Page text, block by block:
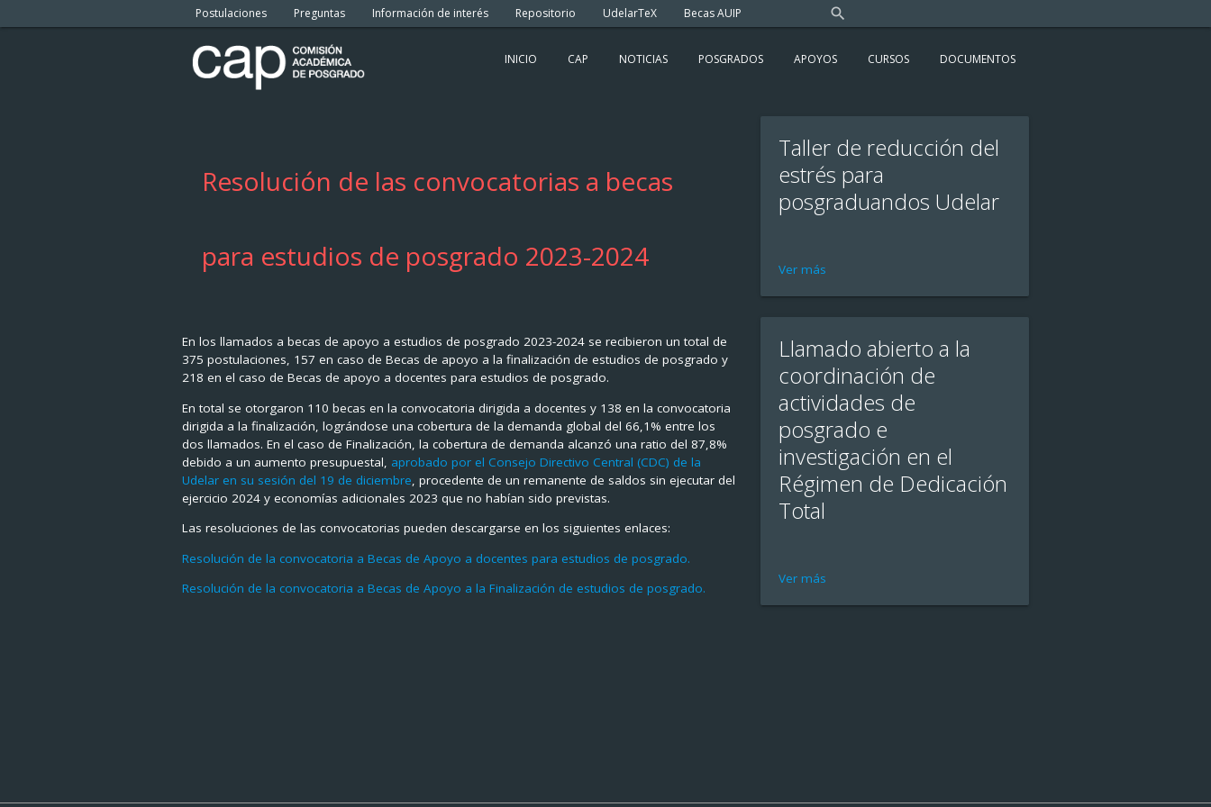
Postulaciones Preguntas Información de interés Repositorio UdelarTeX Becas AUIP search
INICIO CAP NOTICIAS POSGRADOS APOYOS CURSOS DOCUMENTOS
Resolución de las convocatorias a becas
para estudios de posgrado 2023-2024
En los llamados a becas de apoyo a estudios de posgrado 2023-2024 se recibieron un total de
375 postulaciones, 157 en caso de Becas de apoyo a la finalización de estudios de posgrado y
218 en el caso de Becas de apoyo a docentes para estudios de posgrado.
En total se otorgaron 110 becas en la convocatoria dirigida a docentes y 138 en la convocatoria
dirigida a la finalización, lográndose una cobertura de la demanda global del 66,1% entre los
dos llamados. En el caso de Finalización, la cobertura de demanda alcanzó una ratio del 87,8%
debido a un aumento presupuestal, aprobado por el Consejo Directivo Central (CDC) de la
Udelar en su sesión del 19 de diciembre, procedente de un remanente de saldos sin ejecutar del
ejercicio 2024 y economías adicionales 2023 que no habían sido previstas.
Las resoluciones de las convocatorias pueden descargarse en los siguientes enlaces:
Resolución de la convocatoria a Becas de Apoyo a docentes para estudios de posgrado.
Resolución de la convocatoria a Becas de Apoyo a la Finalización de estudios de posgrado.
Taller de reducción del
estrés para
posgraduandos Udelar
Ver más
Llamado abierto a la
coordinación de
actividades de
posgrado e
investigación en el
Régimen de Dedicación
Total
Ver más